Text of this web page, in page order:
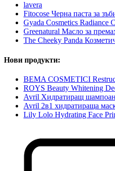
lavera
Fitocose Черна паста за
Gyada Cosmetics Radiance
Greenatural Масло за
The Cheeky Panda
Нови продукти:
BEMA COSMETICI
ROYS Beauty Whitening
Avril Хидратиращ шампоан
Avril 2в1 хидратираща
Lily Lolo Hydrating Face